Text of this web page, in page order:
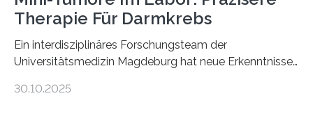
Therapie Für Darmkrebs
Ein interdisziplinäres Forschungsteam der
Universitätsmedizin Magdeburg hat neue Erkenntnisse
behandelt werden kann. In ihrer aktuellen Studie,
30.10.2025